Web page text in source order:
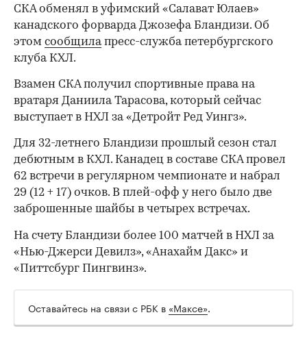
СКА обменял в уфимский «Салават Юлаев»
канадского форварда Джозефа Бландизи. Об
этом сообщилапресс-служба петербургского
клуба КХЛ.
Взамен СКА получил спортивные права на
вратаря Даниила Тарасова, который сейчас
выступает в НХЛ за «Детройт Ред Уингз».
Для 32-летнего Бландизи прошлый сезон стал
дебютным в КХЛ. Канадец в составе СКА провел
62 встречи в регулярном чемпионате и набрал
29 (12 + 17) очков. В плей-офф у него было две
заброшенные шайбы в четырех встречах.
На счету Бландизи более 100 матчей в НХЛ за
«Нью-Джерси Девилз», «Анахайм Дакс» и
«Питтсбург Пингвинз».
Оставайтесь на связи с РБК в «Максе».